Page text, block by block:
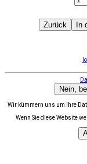
Zurück In
Nein,
Wir kümmern uns um Ihre
Wenn Sie diese Website